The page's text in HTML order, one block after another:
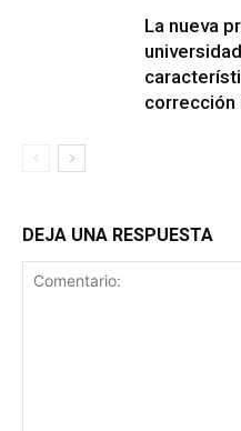
La nueva
corrección
DEJA UNA RESPUESTA